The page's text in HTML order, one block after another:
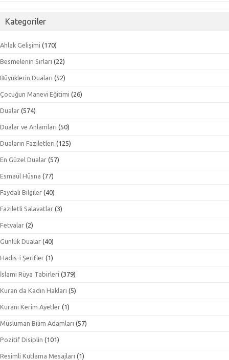
Kategoriler
Ahlak Gelişimi (170)
Besmelenin Sırları (22)
Büyüklerin Duaları (52)
Çocuğun Manevi Eğitimi (26)
Dualar (574)
Dualar ve Anlamları (50)
Duaların Faziletleri (125)
En Güzel Dualar (57)
Esmaül Hüsna (77)
Faydalı Bilgiler (40)
Faziletli Salavatlar (3)
Fetvalar (2)
Günlük Dualar (40)
Hadis-i Şerifler (1)
İslami Rüya Tabirleri (379)
Kuran da Kadın Hakları (5)
Kuranı Kerim Ayetler (1)
Müslüman Bilim Adamları (57)
Pozitif Disiplin (101)
Resimli Kutlama Mesajları (1)